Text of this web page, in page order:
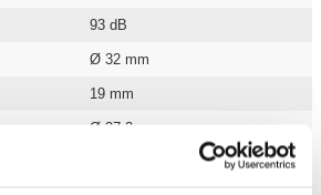
93 dB
Ø 32 mm
19 mm
Ø 27,2 mm